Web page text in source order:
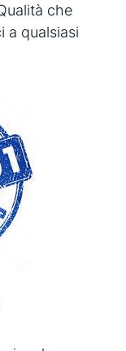
che
a qualsiasi